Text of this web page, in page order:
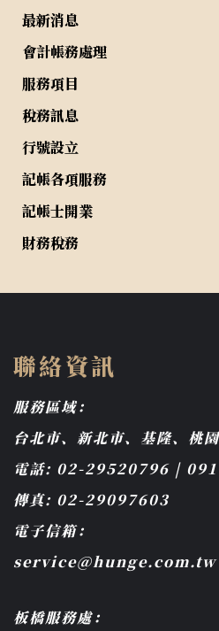
最新消息
會計帳務處理
服務項目
稅務訊息
行號設立
記帳各項服務
記帳士開業
財務稅務
聯絡資訊
服務區域：
台北市、新北市、基隆、桃
電話: 02-29520796 |
傳真: 02-29097603
電子信箱：
service@hunge.com.tw
板橋服務處：